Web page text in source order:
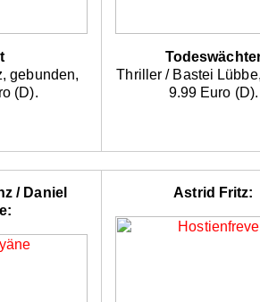
gebunden,
(D).
Thriller / Bastei
9.99 Euro (D).
/ Daniel
Astrid Fritz: